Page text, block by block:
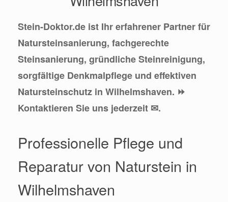
Stein-Doktor.de ist Ihr erfahrener Partner für
Natursteinsanierung, fachgerechte
Steinsanierung, gründliche Steinreinigung,
sorgfältige Denkmalpflege und effektiven
Natursteinschutz in Wilhelmshaven. ⏩
Kontaktieren Sie uns jederzeit ✉.
Professionelle Pflege und
Reparatur von Naturstein in
Wilhelmshaven